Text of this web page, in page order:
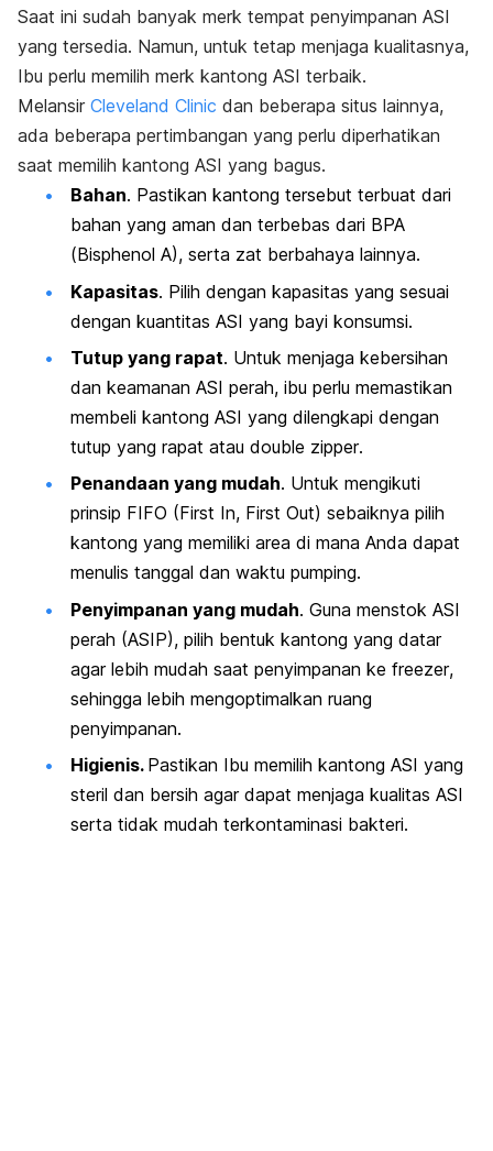
Saat ini sudah banyak merk tempat penyimpanan ASI
yang tersedia. Namun, untuk tetap menjaga kualitasnya,
Ibu perlu memilih merk kantong ASI terbaik.
Melansir Cleveland Clinic dan beberapa situs lainnya,
ada beberapa pertimbangan yang perlu diperhatikan
saat memilih kantong ASI yang bagus.
Bahan. Pastikan kantong tersebut terbuat dari
bahan yang aman dan terbebas dari BPA
(Bisphenol A), serta zat berbahaya lainnya.
Kapasitas. Pilih dengan kapasitas yang sesuai
dengan kuantitas ASI yang bayi konsumsi.
Tutup yang rapat. Untuk menjaga kebersihan
dan keamanan ASI perah, ibu perlu memastikan
membeli kantong ASI yang dilengkapi dengan
tutup yang rapat atau double zipper.
Penandaan yang mudah. Untuk mengikuti
prinsip FIFO (First In, First Out) sebaiknya pilih
kantong yang memiliki area di mana Anda dapat
menulis tanggal dan waktu pumping.
Penyimpanan yang mudah. Guna menstok ASI
perah (ASIP), pilih bentuk kantong yang datar
agar lebih mudah saat penyimpanan ke freezer,
sehingga lebih mengoptimalkan ruang
penyimpanan.
Higienis. Pastikan Ibu memilih kantong ASI yang
steril dan bersih agar dapat menjaga kualitas ASI
serta tidak mudah terkontaminasi bakteri.